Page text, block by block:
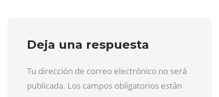
Deja una respuesta
Tu dirección de correo electrónico no será
publicada. Los campos obligatorios están